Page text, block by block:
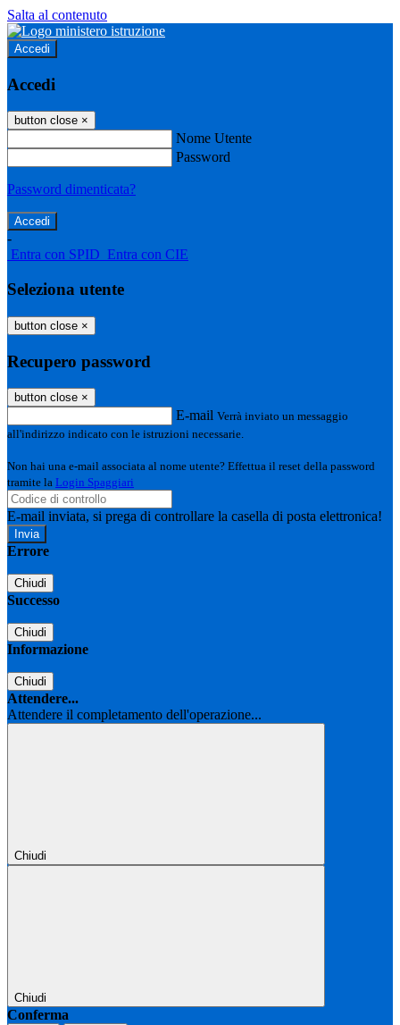
Salta al contenuto
Accedi
Accedi
button close ×
Nome Utente
Password
Password dimenticata?
-
Entra con SPID Entra con CIE
Seleziona utente
button close ×
Recupero password
button close ×
E-mail Verrà inviato un messaggio
all'indirizzo indicato con le istruzioni necessarie.
Non hai una e-mail associata al nome utente? Effettua il reset della password
tramite la Login Spaggiari
E-mail inviata, si prega di controllare la casella di posta elettronica!
Errore
Chiudi
Successo
Chiudi
Informazione
Chiudi
Attendere...
Attendere il completamento dell'operazione...
Chiudi
Chiudi
Conferma